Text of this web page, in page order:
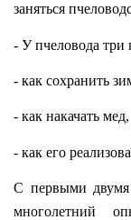
заняться
- У пчеловода три
- как сохранить
- как накачать мед,
- как его
С первыми двумя
многолетний